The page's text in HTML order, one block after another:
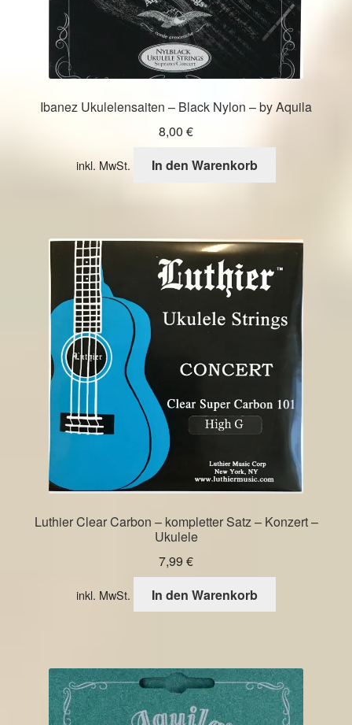
Ibanez Ukulelensaiten – Black Nylon – by Aquila
8,00 €
inkl. MwSt. In den Warenkorb
Luthier Clear Carbon – kompletter Satz – Konzert –
Ukulele
7,99 €
inkl. MwSt. In den Warenkorb